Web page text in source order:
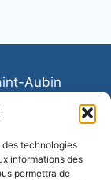
des technologies
informations des
permettra de
Aubin
Aubin
Golf